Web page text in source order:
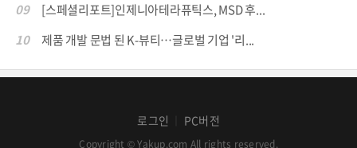
09
[스페셜리포트]인제니아테라퓨틱스, MSD 후...
10
제품 개발 문법 된 K-뷰티…글로벌 기업 '리...
로그인 PC버전
Copyright © Yakup.com All rights reserved.